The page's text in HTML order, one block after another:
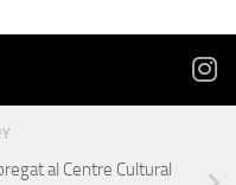
al Centre Cultural